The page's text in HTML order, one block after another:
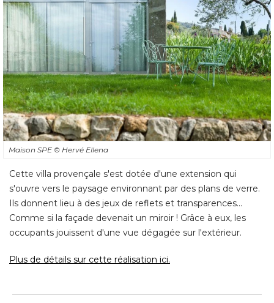
Maison SPE © Hervé Ellena
Cette villa provençale s'est dotée d'une extension qui
s'ouvre vers le paysage environnant par des plans de verre.
Ils donnent lieu à des jeux de reflets et transparences...
Comme si la façade devenait un miroir ! Grâce à eux, les
occupants jouissent d'une vue dégagée sur l'extérieur.
Plus de détails sur cette réalisation ici.